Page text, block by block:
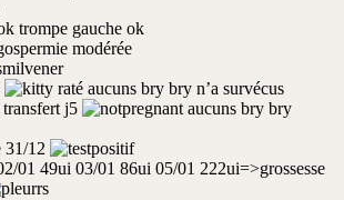
trompe gauche ok
modérée
raté aucuns bry bry n’a survécus
j5
aucuns bry bry
31/12
01 49ui 03/01 86ui 05/01 222ui=>grossesse